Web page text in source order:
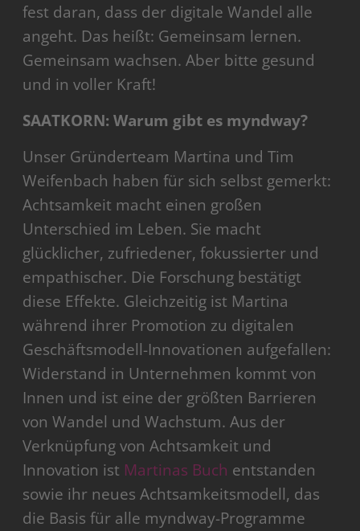
fest daran, dass der digitale Wandel alle
angeht. Das heißt: Gemeinsam lernen.
Gemeinsam wachsen. Aber bitte gesund
und in voller Kraft!
SAATKORN: Warum gibt es myndway?
Unser Gründerteam Martina und Tim
Weifenbach haben für sich selbst gemerkt:
Achtsamkeit macht einen großen
Unterschied im Leben. Sie macht
glücklicher, zufriedener, fokussierter und
empathischer. Die Forschung bestätigt
diese Effekte. Gleichzeitig ist Martina
während ihrer Promotion zu digitalen
Geschäftsmodell-Innovationen aufgefallen:
Widerstand in Unternehmen kommt von
Innen und ist eine der größten Barrieren
von Wandel und Wachstum. Aus der
Verknüpfung von Achtsamkeit und
Innovation ist Martinas Buch entstanden
sowie ihr neues Achtsamkeitsmodell, das
die Basis für alle myndway-Programme